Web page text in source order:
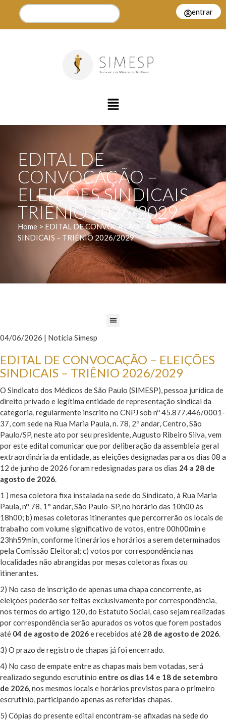
entrar
EDITAL DE
CONVOCAÇÃO –
ELEIÇÕES SINDICAIS –
TRIÊNIO 2026/2029
Home > EDITAL DE CONVOCAÇÃO – ELEIÇÕES
SINDICAIS – TRIÊNIO 2026/2029
04/06/2026 | Notícia Simesp
EDITAL DE CONVOCAÇÃO – ELEIÇÕES
SINDICAIS – TRIÊNIO 2026/2029
O Sindicato dos Médicos de São Paulo (SIMESP), pessoa jurídica de
direito privado e legítima entidade de representação sindical da
categoria, regularmente inscrito no CNPJ sob nº 45.877.446/0001-
37, com sede na Rua Maria Paula, n. 78, 2º andar, Centro, São
Paulo/SP, neste ato por seu presidente, Augusto Ribeiro Silva, vem
por este edital comunicar que por deliberação da assembleia geral
extraordinária da entidade, as eleições designadas para os dias 08 a
12 de junho de 2026 foram redesignadas para os dias 24 a 28 de
agosto de 2026.
1 ) mesa coletora fixa instalada na sede do Sindicato, à Rua Maria
Paula, n° 78, 1° andar, São Paulo-SP, no horário das 10h00 às
18h00; b) mesas coletoras itinerantes que percorrerão os locais de
trabalho com volume significativo de votos, entre 00h00min e
23hh59min, conforme itinerários e horários a serem determinados
pela Comissão Eleitoral; c) votos por correspondência nas
localidades não abrangidas por mesas coletoras fixas ou
itinerantes.
2) No caso de inscrição de apenas uma chapa concorrente, as
eleições poderão ser feitas exclusivamente por correspondência,
nos termos do artigo 120, do Estatuto Social, caso sejam realizadas
por correspondência serão apurados os votos que forem postados
até 04 de agosto de 2026e recebidos até 28 de agosto de 2026.
3) O prazo de registro de chapas já foi encerrado.
4) No caso de empate entre as chapas mais bem votadas, será
realizado segundo escrutínio entre os dias 14 e 18 de setembro
de 2026,nos mesmos locais e horários previstos para o primeiro
escrutínio, participando apenas as referidas chapas.
5) Cópias do presente edital encontram-se afixadas na sede do